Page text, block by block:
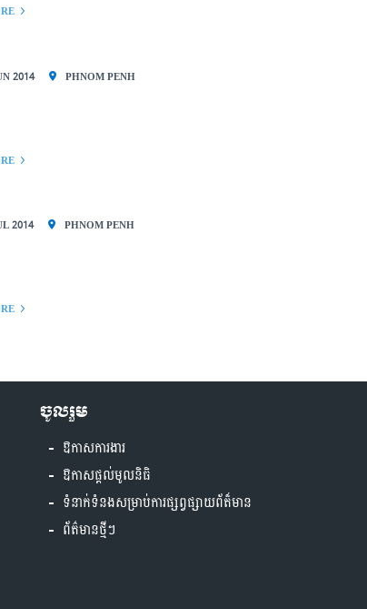
2014 PHNOM PENH
2014 PHNOM PENH
ចូលរួម
ឱកាសការងារ
ឱកាសផ្តល់មូលនិធិ
ទំនាក់ទំនងសម្រាប់ការផ្សព្វផ្សាយព័ត៏មាន
ព័ត៌មានថ្មីៗ